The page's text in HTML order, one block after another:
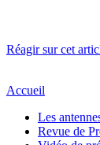
Réagir sur cet
Accueil
Les
Revue de